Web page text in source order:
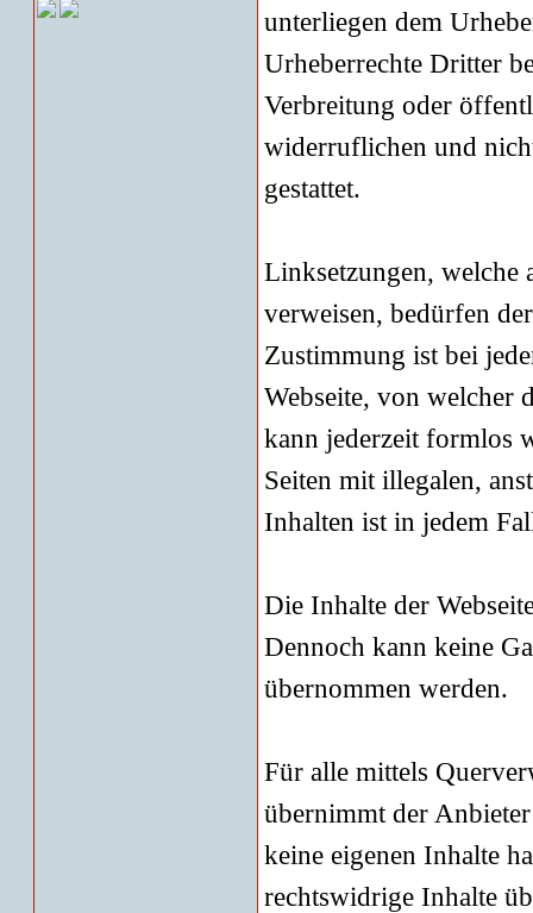
unterliegen dem
Urheberrechte Dritter
Verbreitung oder
widerruflichen und
gestattet.
Linksetzungen, welche
verweisen, bedürfen
Zustimmung ist bei
Webseite, von welcher
kann jederzeit formlos
Seiten mit illegalen,
Inhalten ist in jedem
Die Inhalte der
Dennoch kann keine
übernommen werden.
Für alle mittels
übernimmt der
keine eigenen Inhalte
rechtswidrige Inhalte